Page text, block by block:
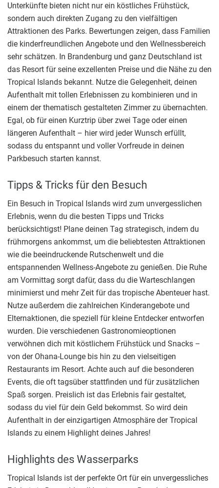
Unterkünfte bieten nicht nur ein köstliches Frühstück,
sondern auch direkten Zugang zu den vielfältigen
Attraktionen des Parks. Bewertungen zeigen, dass Familien
die kinderfreundlichen Angebote und den Wellnessbereich
sehr schätzen. In Brandenburg und ganz Deutschland ist
das Resort für seine exzellenten Preise und die Nähe zu den
Tropical Islands bekannt. Nutze die Gelegenheit, deinen
Aufenthalt mit tollen Erlebnissen zu kombinieren und in
einem der thematisch gestalteten Zimmer zu übernachten.
Egal, ob für einen Kurztrip über zwei Tage oder einen
längeren Aufenthalt – hier wird jeder Wunsch erfüllt,
sodass du entspannt und voller Vorfreude in deinen
Parkbesuch starten kannst.
Tipps & Tricks für den Besuch
Ein Besuch in Tropical Islands wird zum unvergesslichen
Erlebnis, wenn du die besten Tipps und Tricks
berücksichtigst! Plane deinen Tag strategisch, indem du
frühmorgens ankommst, um die beliebtesten Attraktionen
wie die beeindruckende Rutschenwelt und die
entspannenden Wellness-Angebote zu genießen. Die Ruhe
am Vormittag sorgt dafür, dass du die Warteschlangen
minimierst und mehr Zeit für das tropische Abenteuer hast.
Nutze außerdem die zahlreichen Kinderangebote und
Elternaktionen, die speziell für kleine Entdecker entworfen
wurden. Die verschiedenen Gastronomieoptionen
verwöhnen dich mit köstlichem Frühstück und Snacks –
von der Ohana-Lounge bis hin zu den vielseitigen
Restaurants im Resort. Achte auch auf die besonderen
Events, die oft tagsüber stattfinden und für zusätzlichen
Spaß sorgen. Preislich ist das Erlebnis fair gestaltet,
sodass du viel für dein Geld bekommst. So wird dein
Aufenthalt in der einzigartigen Atmosphäre der Tropical
Islands zu einem Highlight deines Jahres!
Highlights des Wasserparks
Tropical Islands ist der perfekte Ort für ein unvergessliches